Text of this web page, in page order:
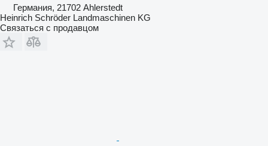
Германия, 21702 Ahlerstedt
Heinrich Schröder Landmaschinen KG
Связаться с продавцом